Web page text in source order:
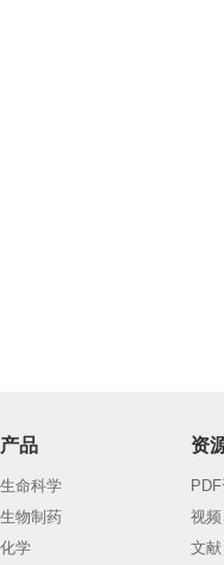
产品
生命科学
生物制药
化学
资
视频
文献